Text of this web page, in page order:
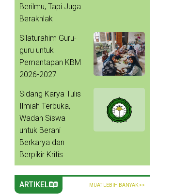
Berilmu, Tapi Juga
Berakhlak
Silaturahim Guru-
guru untuk
Pemantapan KBM
2026-2027
Sidang Karya Tulis
Ilmiah Terbuka,
Wadah Siswa
untuk Berani
Berkarya dan
Berpikir Kritis
ARTIKEL MUAT LEBIH BANYAK >>